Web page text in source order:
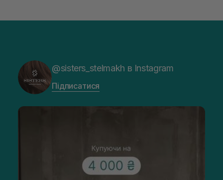
@sisters_stelmakh в Instagram
Підписатися